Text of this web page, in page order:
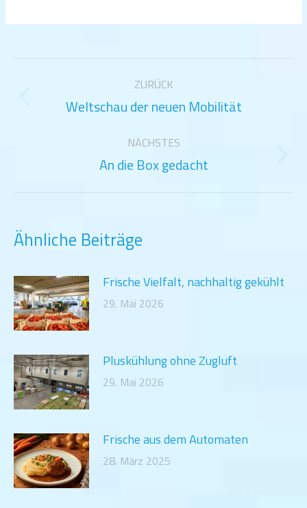
Kommentarnavigation
ZURÜCK
Vorheriger
Weltschau der neuen Mobilität
NÄCHSTES
Nächster
An die Box gedacht
Ähnliche Beiträge
Frische Vielfalt, nachhaltig gekühlt
29. Mai 2026
Pluskühlung ohne Zugluft
29. Mai 2026
Frische aus dem Automaten
28. März 2025